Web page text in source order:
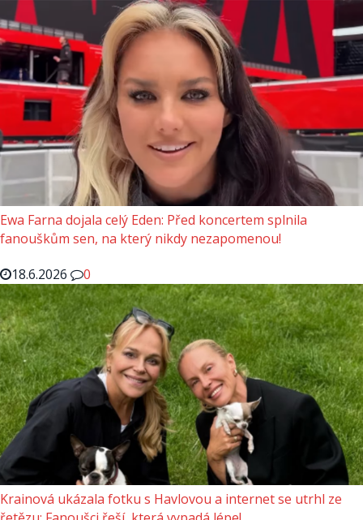
Ewa Farna dojala celý Eden: Před koncertem splnila
fanouškům sen, na který nikdy nezapomenou!
18.6.2026
0
Krainová ukázala fotku s Havlovou a internet se utrhl ze